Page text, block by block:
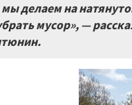
мы делаем на
мусор», —